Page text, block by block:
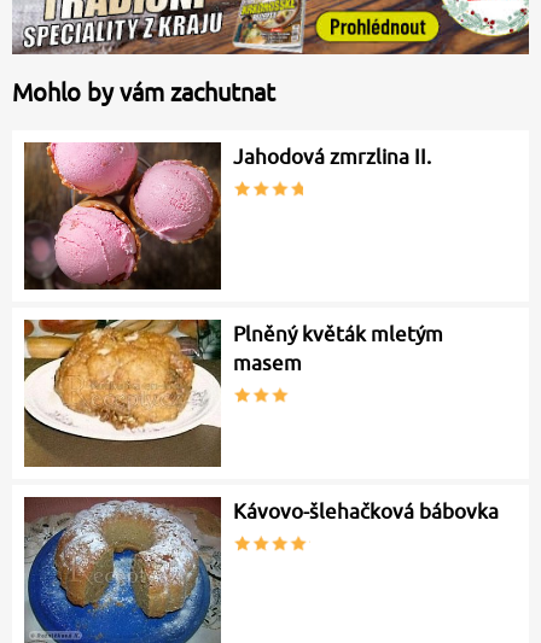
Mohlo by vám zachutnat
Jahodová zmrzlina II.
Plněný květák mletým
masem
Kávovo-šlehačková bábovka